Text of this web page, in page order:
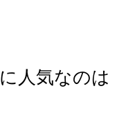
人気なのは